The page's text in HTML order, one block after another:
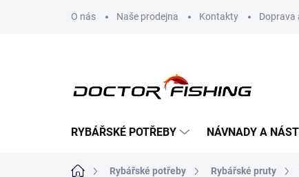
O nás Naše prodejna Kontakty Doprava
RYBÁŘSKÉ POTŘEBY NÁVNADY A
Domů Rybářské potřeby Rybářské pruty